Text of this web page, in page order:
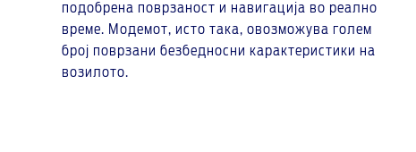
подобрена поврзаност и навигација во реално
време. Модемот, исто така, овозможува голем
број поврзани безбедносни карактеристики на
возилото.